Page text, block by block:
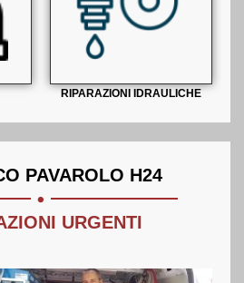
RIPARAZIONI IDRAULICHE
PAVAROLO H24
.
URGENTI